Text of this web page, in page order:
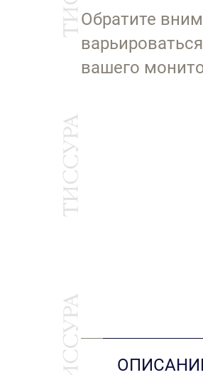
Обратите
вашего